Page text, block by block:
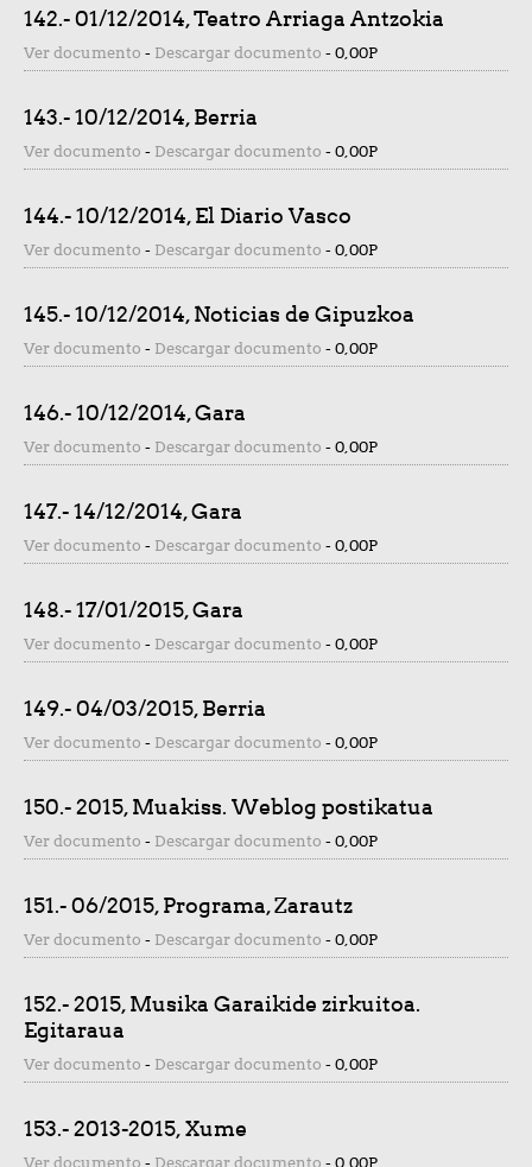
142.- 01/12/2014, Teatro Arriaga Antzokia
Ver documento - Descargar documento - 0,00P
143.- 10/12/2014, Berria
Ver documento - Descargar documento - 0,00P
144.- 10/12/2014, El Diario Vasco
Ver documento - Descargar documento - 0,00P
145.- 10/12/2014, Noticias de Gipuzkoa
Ver documento - Descargar documento - 0,00P
146.- 10/12/2014, Gara
Ver documento - Descargar documento - 0,00P
147.- 14/12/2014, Gara
Ver documento - Descargar documento - 0,00P
148.- 17/01/2015, Gara
Ver documento - Descargar documento - 0,00P
149.- 04/03/2015, Berria
Ver documento - Descargar documento - 0,00P
150.- 2015, Muakiss. Weblog postikatua
Ver documento - Descargar documento - 0,00P
151.- 06/2015, Programa, Zarautz
Ver documento - Descargar documento - 0,00P
152.- 2015, Musika Garaikide zirkuitoa.
Egitaraua
Ver documento - Descargar documento - 0,00P
153.- 2013-2015, Xume
Ver documento - Descargar documento - 0,00P